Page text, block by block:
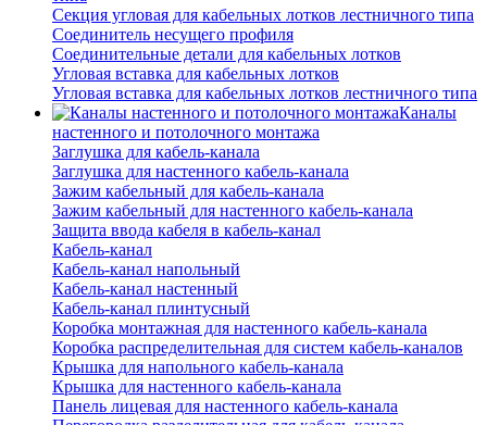
Секция угловая для кабельных лотков лестничного типа
Соединитель несущего профиля
Соединительные детали для кабельных лотков
Угловая вставка для кабельных лотков
Угловая вставка для кабельных лотков лестничного типа
Каналы
настенного и потолочного монтажа
Заглушка для кабель-канала
Заглушка для настенного кабель-канала
Зажим кабельный для кабель-канала
Зажим кабельный для настенного кабель-канала
Защита ввода кабеля в кабель-канал
Кабель-канал
Кабель-канал напольный
Кабель-канал настенный
Кабель-канал плинтусный
Коробка монтажная для настенного кабель-канала
Коробка распределительная для систем кабель-каналов
Крышка для напольного кабель-канала
Крышка для настенного кабель-канала
Панель лицевая для настенного кабель-канала